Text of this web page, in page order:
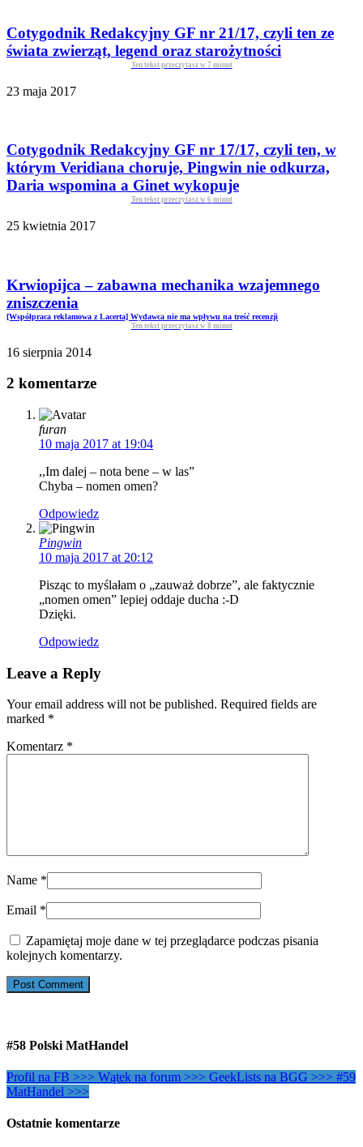
Cotygodnik Redakcyjny GF nr 21/17, czyli ten ze
świata zwierząt, legend oraz starożytności
Ten tekst przeczytasz w 7 minut
23 maja 2017
Cotygodnik Redakcyjny GF nr 17/17, czyli ten, w
którym Veridiana choruje, Pingwin nie odkurza,
Daria wspomina a Ginet wykopuje
Ten tekst przeczytasz w 6 minut
25 kwietnia 2017
Krwiopijca – zabawna mechanika wzajemnego
zniszczenia
[Współpraca reklamowa z Lacerta] Wydawca nie ma wpływu na treść recenzji
Ten tekst przeczytasz w 8 minut
16 sierpnia 2014
2 komentarze
furan
10 maja 2017 at 19:04
,,Im dalej – nota bene – w las”
Chyba – nomen omen?
Odpowiedz
Pingwin
10 maja 2017 at 20:12
Pisząc to myślałam o „zauważ dobrze”, ale faktycznie
„nomen omen” lepiej oddaje ducha :-D
Dzięki.
Odpowiedz
Leave a Reply
Your email address will not be published. Required fields are
marked *
Komentarz *
Name *
Email *
Zapamiętaj moje dane w tej przeglądarce podczas pisania
kolejnych komentarzy.
#58 Polski MatHandel
Profil na FB >>> Wątek na forum >>> GeekLists na BGG >>> #59
MatHandel >>>
Ostatnie komentarze